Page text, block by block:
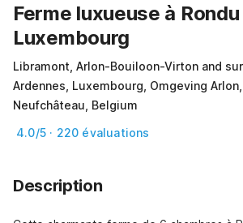
Ferme luxueuse à Rondu
Luxembourg
Libramont, Arlon-Bouiloon-Virton and
Ardennes, Luxembourg, Omgeving
Neufchâteau, Belgium
4.0/5 · 220 évaluations
Description